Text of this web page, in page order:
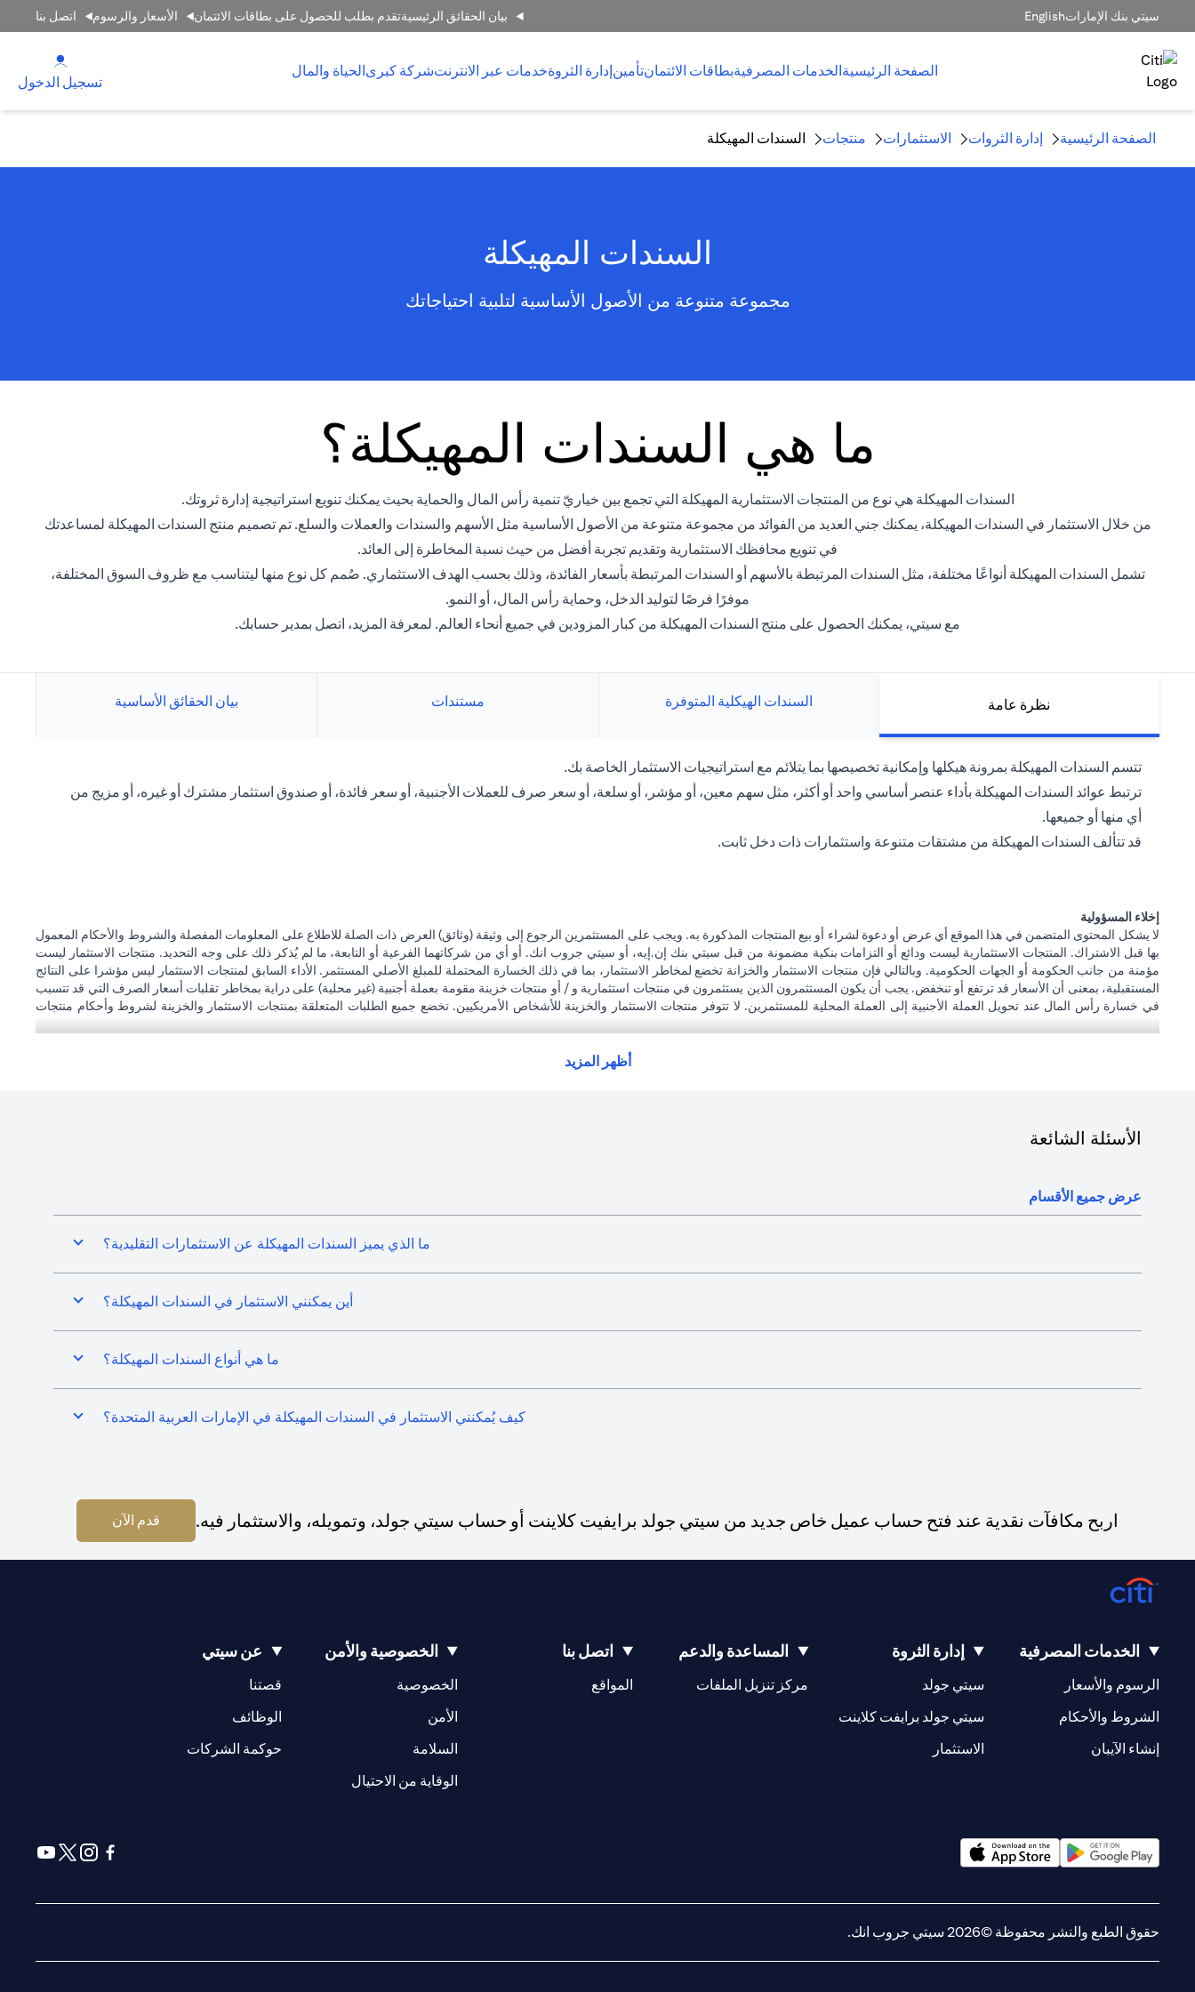
سيتي بنك الإماراتEnglish بيان الحقائق الرئيسيةتقدم بطلب للحصول على بطاقات الائتمان الأسعار والرسوم اتصل بنا
الصفحة الرئيسيةالخدمات المصرفيةبطاقات الائتمانتأمينإدارة الثروةخدمات عبر الانترنتشركة كبرىالحياة والمال
تسجيل الدخول
الصفحة الرئيسية إدارة الثروات الاستثمارات منتجات السندات المهيكلة
السندات المهيكلة
مجموعة متنوعة من الأصول الأساسية لتلبية احتياجاتك
ما هي السندات المهيكلة؟
السندات المهيكلة هي نوع من المنتجات الاستثمارية المهيكلة التي تجمع بين خياريّ تنمية رأس المال والحماية بحيث يمكنك تنويع استراتيجية إدارة ثروتك.
من خلال الاستثمار في السندات المهيكلة، يمكنك جني العديد من الفوائد من مجموعة متنوعة من الأصول الأساسية مثل الأسهم والسندات والعملات والسلع. تم تصميم منتج السندات المهيكلة لمساعدتك
في تنويع محافظك الاستثمارية وتقديم تجربة أفضل من حيث نسبة المخاطرة إلى العائد.
تشمل السندات المهيكلة أنواعًا مختلفة، مثل السندات المرتبطة بالأسهم أو السندات المرتبطة بأسعار الفائدة، وذلك بحسب الهدف الاستثماري. صُمم كل نوع منها ليتناسب مع ظروف السوق المختلفة،
موفرًا فرصًا لتوليد الدخل، وحماية رأس المال، أو النمو.
مع سيتي، يمكنك الحصول على منتج السندات المهيكلة من كبار المزودين في جميع أنحاء العالم. لمعرفة المزيد، اتصل بمدير حسابك.
نظرة عامة السندات الهيكلية المتوفرة مستندات بيان الحقائق الأساسية
تتسم السندات المهيكلة بمرونة هيكلها وإمكانية تخصيصها بما يتلائم مع استراتيجيات الاستثمار الخاصة بك.
ترتبط عوائد السندات المهيكلة بأداء عنصر أساسي واحد أو أكثر، مثل سهم معين، أو مؤشر، أو سلعة، أو سعر صرف للعملات الأجنبية، أو سعر فائدة، أو صندوق استثمار مشترك أو غيره، أو مزيج من
أي منها أو جميعها.
قد تتألف السندات المهيكلة من مشتقات متنوعة واستثمارات ذات دخل ثابت.
إخلاء المسؤولية
لا يشكل المحتوى المتضمن في هذا الموقع أي عرض أو دعوة لشراء أو بيع المنتجات المذكورة به. ويجب على المستثمرين الرجوع إلى وثيقة (وثائق) العرض ذات الصلة للاطلاع على المعلومات المفصلة والشروط والأحكام المعمول
بها قبل الاشتراك. المنتجات الاستثمارية ليست ودائع أو التزامات بنكية مضمونة من قبل سيتي بنك إن.إيه، أو سيتي جروب انك. أو أي من شركاتهما الفرعية أو التابعة، ما لم يُذكر ذلك على وجه التحديد. منتجات الاستثمار ليست
مؤمنة من جانب الحكومة أو الجهات الحكومية. وبالتالي فإن منتجات الاستثمار والخزانة تخضع لمخاطر الاستثمار، بما في ذلك الخسارة المحتملة للمبلغ الأصلي المستثمر. الأداء السابق لمنتجات الاستثمار ليس مؤشرا على النتائج
المستقبلية، بمعنى أن الأسعار قد ترتفع أو تنخفض. يجب أن يكون المستثمرون الذين يستثمرون في منتجات استثمارية و / أو منتجات خزينة مقومة بعملة أجنبية (غير محلية) على دراية بمخاطر تقلبات أسعار الصرف التي قد تتسبب
في خسارة رأس المال عند تحويل العملة الأجنبية إلى العملة المحلية للمستثمرين. لا تتوفر منتجات الاستثمار والخزينة للأشخاص الأمريكيين. تخضع جميع الطلبات المتعلقة بمنتجات الاستثمار والخزينة لشروط وأحكام منتجات
و/أو ضريبية وليس مسؤولاً عن تقديم المشورة للعميل بشأن القوانين المطبقة على معاملاته. لا يوفر سيتي بنك الإمارات مراقبة مستمرة لممتلكات العملاء الحاليين
أظهر المزيد
الأسئلة الشائعة
عرض جميع الأقسام
ما الذي يميز السندات المهيكلة عن الاستثمارات التقليدية؟
أين يمكنني الاستثمار في السندات المهيكلة؟
ما هي أنواع السندات المهيكلة؟
كيف يُمكنني الاستثمار في السندات المهيكلة في الإمارات العربية المتحدة؟
اربح مكافآت نقدية عند فتح حساب عميل خاص جديد من سيتي جولد برايفيت كلاينت أو حساب سيتي جولد، وتمويله، والاستثمار فيه. قدم الآن
الخدمات المصرفية
الرسوم والأسعار
الشروط والأحكام
إنشاء الآيبان
إدارة الثروة
سيتي جولد
سيتي جولد برايفت كلاينت
الاستثمار
المساعدة والدعم
مركز تنزيل الملفات
اتصل بنا
المواقع
(opens in a new tab)
الخصوصية والأمن
الخصوصية
الأمن
السلامة
الوقاية من الاحتيال
عن سيتي
قصتنا
(opens in a new tab)
الوظائف
(opens in a new tab)
حوكمة الشركات
(opens in a new tab)
حقوق الطبع والنشر محفوظة ©2026 سيتي جروب انك.